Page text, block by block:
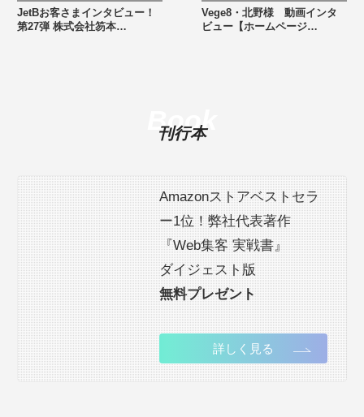
JetBお客さまインタビュー！
第27弾 株式会社笏本…
Vege8・北野様 動画インタ
ビュー【ホームページ…
刊行本
Book
Amazonストアベストセラ
ー1位！弊社代表著作
『Web集客 実戦書』
ダイジェスト版
無料プレゼント
詳しく見る